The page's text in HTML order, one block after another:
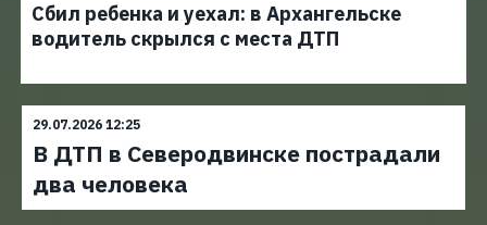
Сбил ребенка и уехал: в Архангельске
водитель скрылся с места ДТП
29.07.2026 12:25
В ДТП в Северодвинске пострадали
два человека